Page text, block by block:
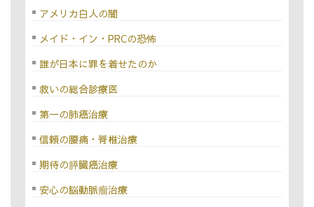
アメリカ白人の闇
メイド・イン・PRCの恐怖
誰が日本に罪を着せたのか
救いの総合診療医
第一の肺癌治療
信頼の腰痛・脊椎治療
期待の膵臓癌治療
安心の脳動脈瘤治療